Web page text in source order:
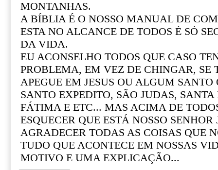
MONTANHAS.
A BÍBLIA É O NOSSO MANUAL DE
ESTA NO ALCANCE DE TODOS É SÓ
DA VIDA.
EU ACONSELHO TODOS QUE CASO
PROBLEMA, EM VEZ DE CHINGAR, SE
APEGUE EM JESUS OU ALGUM SANTO
SANTO EXPEDITO, SÃO JUDAS, SANTA
FÁTIMA E ETC... MAS ACIMA DE
ESQUECER QUE ESTÁ NOSSO SENHOR
AGRADECER TODAS AS COISAS QUE
TUDO QUE ACONTECE EM NOSSAS
MOTIVO E UMA EXPLICAÇÃO...